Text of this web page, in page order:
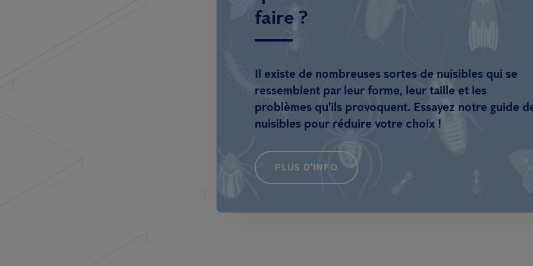
faire ?
Il existe de nombreuses sortes de nuisibles qui se
ressemblent par leur forme, leur taille et les
problèmes qu'ils provoquent. Essayez notre guide
nuisibles pour réduire votre choix !
PLUS D'INFO